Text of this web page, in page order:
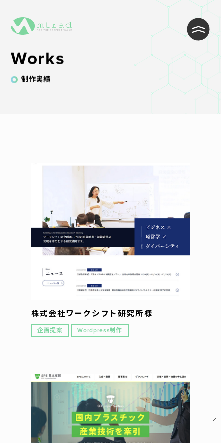
Works
制作実績
株式会社ワークシフト研究所様
企画提案 Wordpress制作
インフラ・クラウド構築
ITサポート・ヘルプデスク・コール
企業理念
代表挨拶
会社概要
アクセス
お問い合わせ
パートナー募集